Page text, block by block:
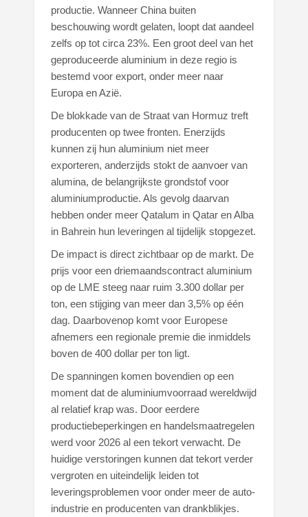
productie. Wanneer China buiten
beschouwing wordt gelaten, loopt dat aandeel
zelfs op tot circa 23%. Een groot deel van het
geproduceerde aluminium in deze regio is
bestemd voor export, onder meer naar
Europa en Azië.
De blokkade van de Straat van Hormuz treft
producenten op twee fronten. Enerzijds
kunnen zij hun aluminium niet meer
exporteren, anderzijds stokt de aanvoer van
alumina, de belangrijkste grondstof voor
aluminiumproductie. Als gevolg daarvan
hebben onder meer Qatalum in Qatar en Alba
in Bahrein hun leveringen al tijdelijk stopgezet.
De impact is direct zichtbaar op de markt. De
prijs voor een driemaandscontract aluminium
op de LME steeg naar ruim 3.300 dollar per
ton, een stijging van meer dan 3,5% op één
dag. Daarbovenop komt voor Europese
afnemers een regionale premie die inmiddels
boven de 400 dollar per ton ligt.
De spanningen komen bovendien op een
moment dat de aluminiumvoorraad wereldwijd
al relatief krap was. Door eerdere
productiebeperkingen en handelsmaatregelen
werd voor 2026 al een tekort verwacht. De
huidige verstoringen kunnen dat tekort verder
vergroten en uiteindelijk leiden tot
leveringsproblemen voor onder meer de auto-
industrie en producenten van drankblikjes.